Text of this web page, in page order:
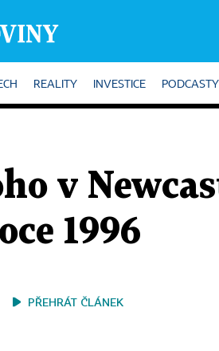
REALITY INVESTICE PODCASTY
v
1996
PŘEHRÁT ČLÁNEK